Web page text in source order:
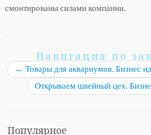
смонтированы силами компании.
Навигация по
← Товары для аквариумов. Бизнес
Открываем швейный цех.
Популярное